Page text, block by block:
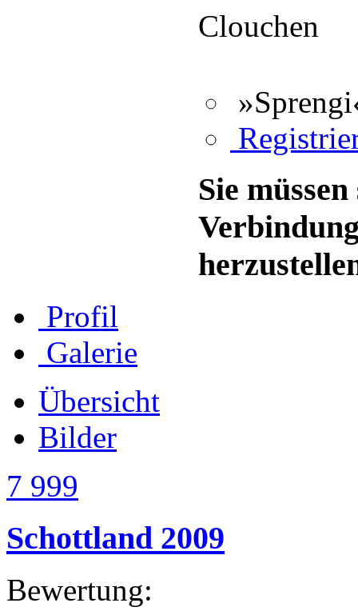
Clouchen
Sie
Profil
Galerie
Übersicht
Bilder
7 999
Schottland 2009
Bewertung: